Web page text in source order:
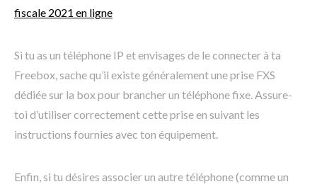
fiscale 2021 en ligne
Si tu as un téléphone IP et envisages de le connecter à ta
Freebox, sache qu’il existe généralement une prise FXS
dédiée sur la box pour brancher un téléphone fixe. Assure-
toi d’utiliser correctement cette prise en suivant les
instructions fournies avec ton équipement.
Enfin, si tu désires associer un autre téléphone (comme un